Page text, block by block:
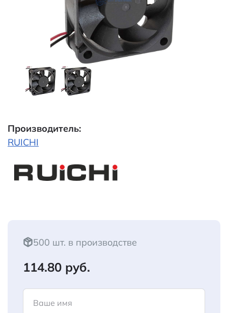
Производитель:
RUICHI
500 шт. в производстве
114.80 руб.
Ваше имя